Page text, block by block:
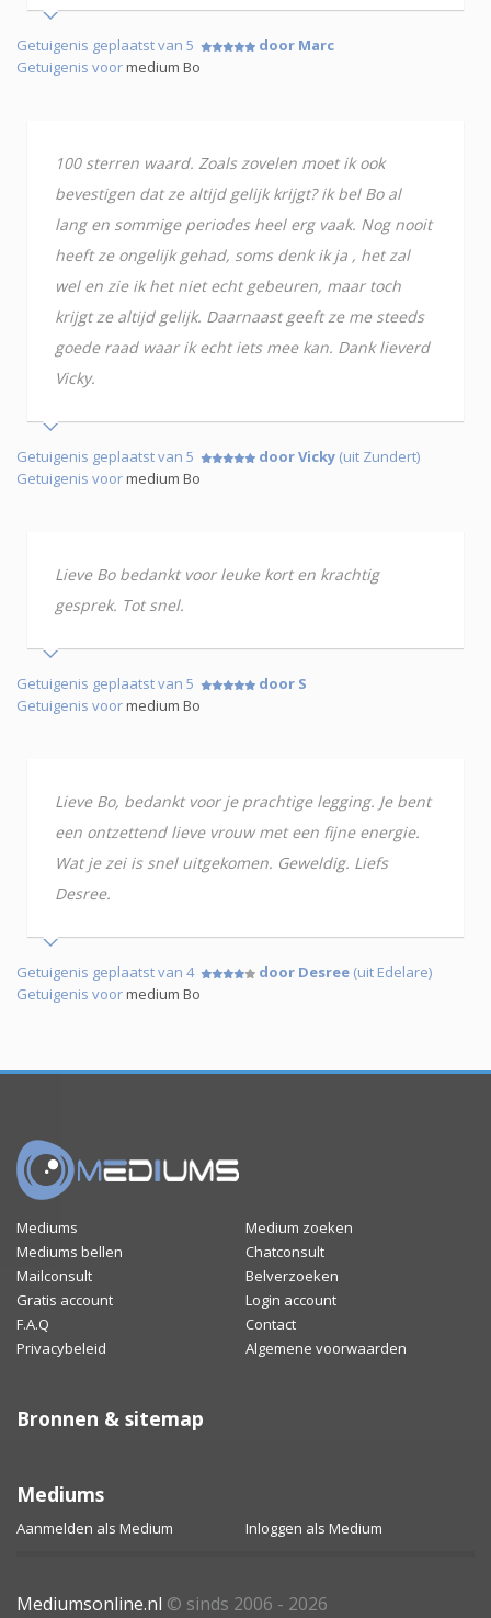
Getuigenis geplaatst van 5
door Marc
Getuigenis voormedium Bo
100 sterren waard. Zoals zovelen moet ik ook
bevestigen dat ze altijd gelijk krijgt? ik bel Bo al
lang en sommige periodes heel erg vaak. Nog nooit
heeft ze ongelijk gehad, soms denk ik ja , het zal
wel en zie ik het niet echt gebeuren, maar toch
krijgt ze altijd gelijk. Daarnaast geeft ze me steeds
goede raad waar ik echt iets mee kan. Dank lieverd
Vicky.
Getuigenis geplaatst van 5 door Vicky (uit Zundert)
Getuigenis voormedium Bo
Lieve Bo bedankt voor leuke kort en krachtig
gesprek. Tot snel.
Getuigenis geplaatst van 5
door S
Getuigenis voormedium Bo
Lieve Bo, bedankt voor je prachtige legging. Je bent
een ontzettend lieve vrouw met een fijne energie.
Wat je zei is snel uitgekomen. Geweldig. Liefs
Desree.
Getuigenis geplaatst van 4 door Desree (uit Edelare)
Getuigenis voormedium Bo
Mediums
Medium zoeken
Mediums bellen
Chatconsult
Mailconsult
Belverzoeken
Gratis account
Login account
F.A.Q
Contact
Privacybeleid
Algemene voorwaarden
Bronnen & sitemap
Mediums
Aanmelden als Medium Inloggen als Medium
Mediumsonline.nl © sinds 2006 - 2026